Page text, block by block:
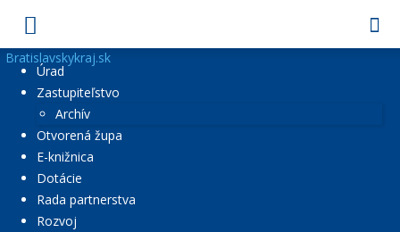
Bratislavskykraj.sk
Úrad
Zastupiteľstvo
Archív
Otvorená župa
E-knižnica
Dotácie
Rada partnerstva
Rozvoj